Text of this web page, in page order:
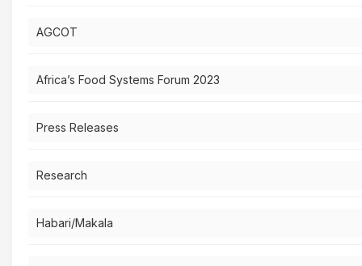
AGCOT
Africa’s Food Systems Forum 2023
Press Releases
Research
Habari/Makala